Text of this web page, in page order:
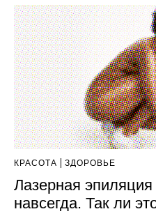
КРАСОТА ЗДОРОВЬЕ
Лазерная
навсегда. Так ли